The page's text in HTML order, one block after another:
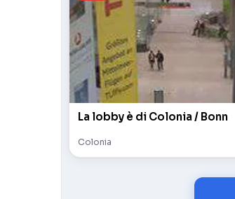
La lobby è di Colonia / Bonn
Colonia